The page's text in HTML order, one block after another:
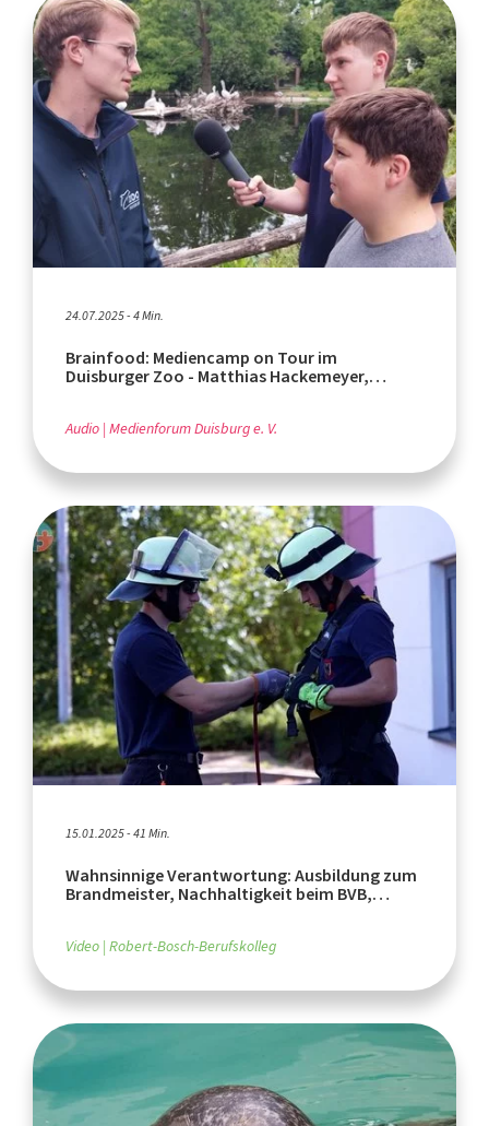
24.07.2025 - 4 Min.
Brainfood: Mediencamp on Tour im
Duisburger Zoo - Matthias Hackemeyer,
Audio Medienforum Duisburg e. V.
15.01.2025 - 41 Min.
Wahnsinnige Verantwortung: Ausbildung zum
Brandmeister, Nachhaltigkeit beim BVB,
Video Robert-Bosch-Berufskolleg